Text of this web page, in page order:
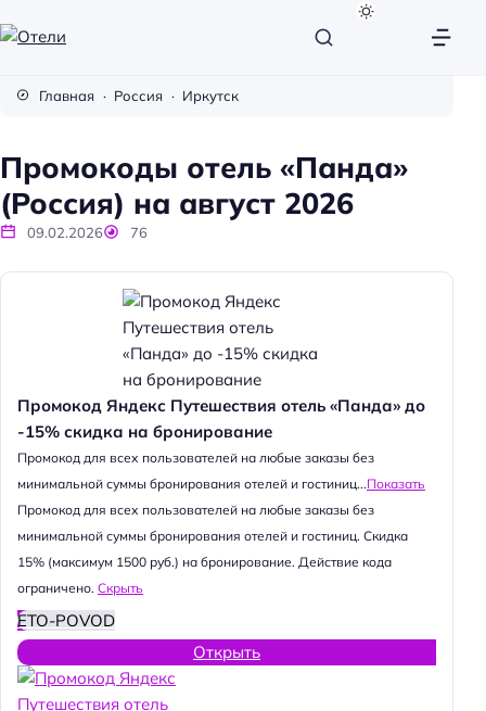
и
Главная Россия Иркутск
Промокоды отель «Панда»
(Россия) на август 2026
09.02.2026 76
Промокод Яндекс Путешествия отель «Панда» до
-15% скидка на бронирование
Промокод для всех пользователей на любые заказы без
минимальной суммы бронирования отелей и гостиниц...Показать
Промокод для всех пользователей на любые заказы без
минимальной суммы бронирования отелей и гостиниц. Скидка
15% (максимум 1500 руб.) на бронирование. Действие кода
ограничено. Скрыть
ETO-POVOD
Открыть